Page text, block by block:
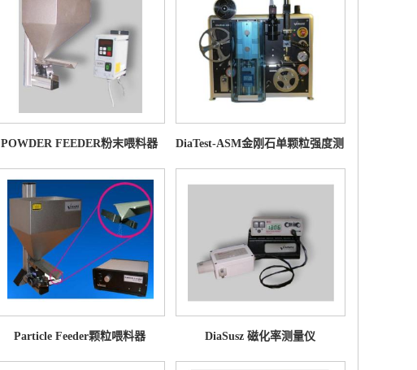
POWDER FEEDER粉末喂料器
DiaTest-ASM金刚石单颗粒强度测
定仪
Particle Feeder颗粒喂料器 DiaSusz 磁化率测量仪